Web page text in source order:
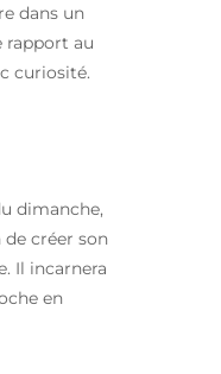
dans un
rapport au
curiosité.
dimanche,
créer son
Il incarnera
en